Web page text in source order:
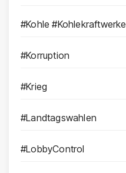
#Kohle #Kohlekraftwerke
#Korruption
#Krieg
#Landtagswahlen
#LobbyControl